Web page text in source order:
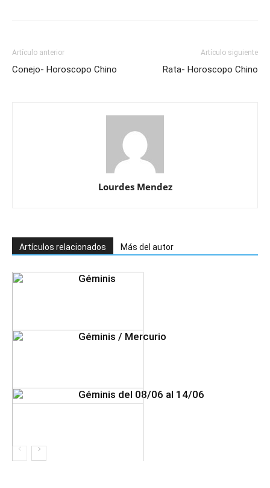
Artículo anterior
Conejo- Horoscopo Chino
Artículo siguiente
Rata- Horoscopo Chino
Lourdes Mendez
Artículos relacionados Más del autor
Géminis
Géminis / Mercurio
Géminis del 08/06 al 14/06